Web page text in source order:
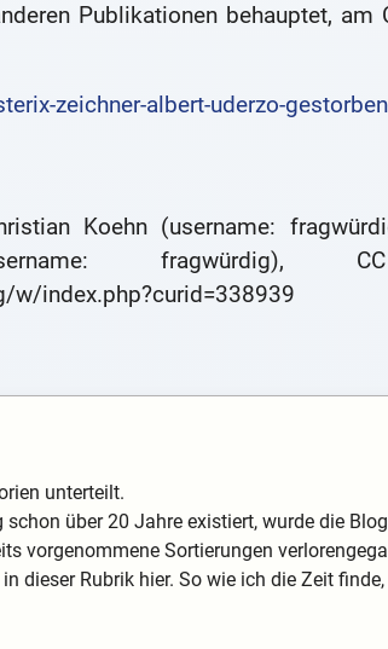
Publikationen behauptet, am
zeichner-albert-uderzo-
Koehn (username:
fragwürdig),
index.php?curid=338939
unterteilt.
über 20 Jahre existiert, wurde die
vorgenommene Sortierungen
dieser Rubrik hier. So wie ich die Zeit